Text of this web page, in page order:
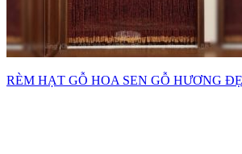
RÈM HẠT GỖ HOA SEN GỖ HƯƠNG